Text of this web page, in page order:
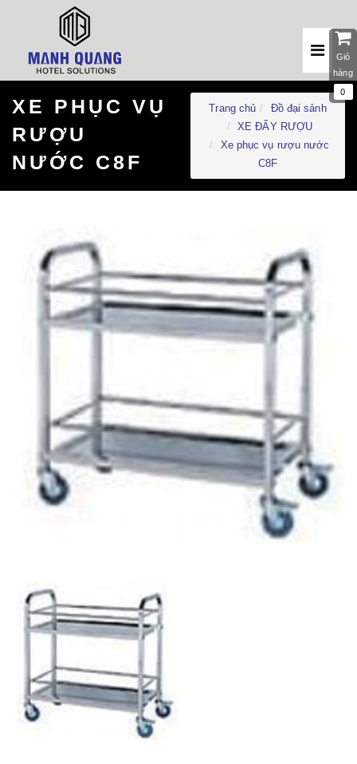
Giỏ
hàng
0
XE PHỤC VỤ
RƯỢU
NƯỚC C8F
Trang chủ
Đồ đại sảnh
XE ĐẨY RƯỢU
Xe phục vụ rượu nước
C8F